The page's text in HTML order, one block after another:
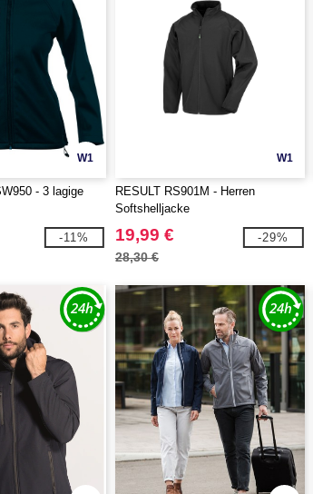
W1
- 3 lagige
-11%
W1
RESULT RS901M - Herren
Softshelljacke
19,99 €
28,30 €
-29%